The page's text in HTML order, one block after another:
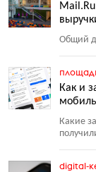
Общий
Как и
Какие
digital-